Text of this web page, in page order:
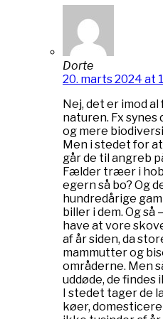
Dorte
20. marts 2024 at
Nej, det er imod
naturen. Fx synes
og mere
Men i stedet for
går de til angreb
Fælder træer i
egern så bo? Og
hundredårige
biller i dem. Og så
have at vore
af år siden, da
mammutter og
områderne. Men
uddøde, de findes
I stedet tager de
køer,